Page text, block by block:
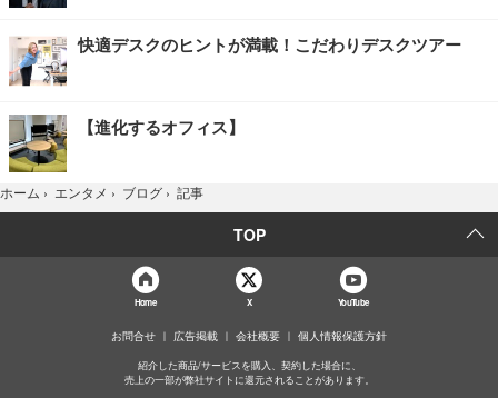
快適デスクのヒントが満載！こだわりデスクツアー
【進化するオフィス】
ホーム › エンタメ › ブログ › 記事
TOP
Home X YouTube
お問合せ 広告掲載 会社概要 個人情報保護方針
紹介した商品/サービスを購入、契約した場合に、
売上の一部が弊社サイトに還元されることがあります。